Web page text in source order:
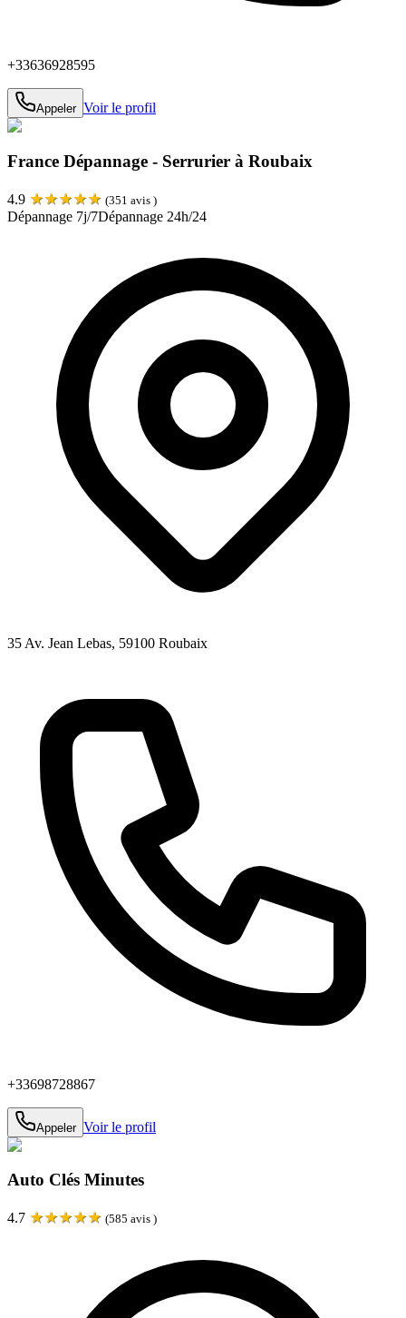
+33636928595
Appeler Voir le profil
France Dépannage - Serrurier à Roubaix
4.9 ★★★★★ (351 avis )
Dépannage 7j/7Dépannage 24h/24
35 Av. Jean Lebas, 59100 Roubaix
+33698728867
Appeler Voir le profil
Auto Clés Minutes
4.7 ★★★★★ (585 avis )